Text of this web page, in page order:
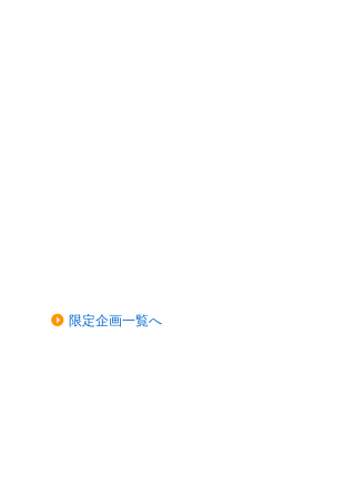
限定企画一覧へ